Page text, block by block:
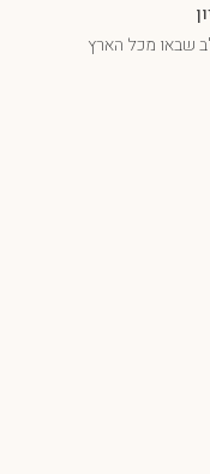
שבאו מכל הארץ